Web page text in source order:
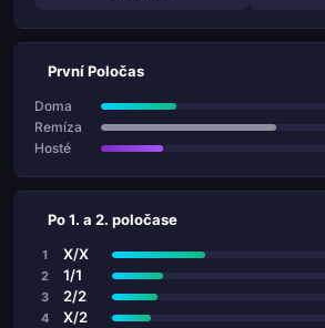
První Poločas
Doma
Remíza
Hosté
Po 1. a 2. poločase
1 X/X
2 1/1
3 2/2
4 X/2